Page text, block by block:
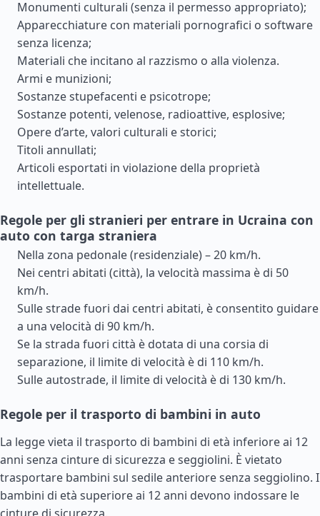
Monumenti culturali (senza il permesso appropriato);
Apparecchiature con materiali pornografici o software
senza licenza;
Materiali che incitano al razzismo o alla violenza.
Armi e munizioni;
Sostanze stupefacenti e psicotrope;
Sostanze potenti, velenose, radioattive, esplosive;
Opere d’arte, valori culturali e storici;
Titoli annullati;
Articoli esportati in violazione della proprietà
intellettuale.
Regole per gli stranieri per entrare in Ucraina con
auto con targa straniera
Nella zona pedonale (residenziale) – 20 km/h.
Nei centri abitati (città), la velocità massima è di 50
km/h.
Sulle strade fuori dai centri abitati, è consentito guidare
a una velocità di 90 km/h.
Se la strada fuori città è dotata di una corsia di
separazione, il limite di velocità è di 110 km/h.
Sulle autostrade, il limite di velocità è di 130 km/h.
Regole per il trasporto di bambini in auto
La legge vieta il trasporto di bambini di età inferiore ai 12
anni senza cinture di sicurezza e seggiolini. È vietato
trasportare bambini sul sedile anteriore senza seggiolino. I
bambini di età superiore ai 12 anni devono indossare le